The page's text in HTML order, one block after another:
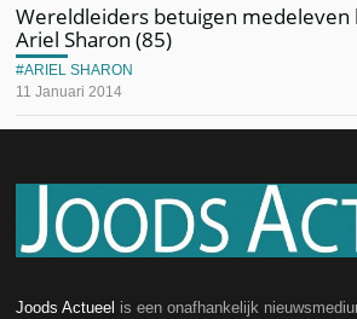
Wereldleiders betuigen medeleven
Ariel Sharon (85)
11 Januari 2014
ARIEL SHARON
Joods Actueel is een onafhankelijk